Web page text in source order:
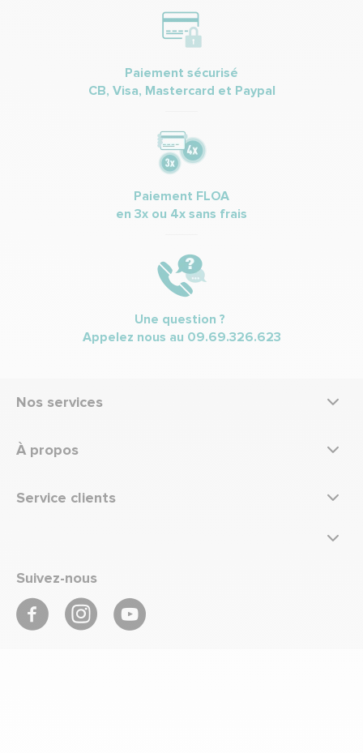
Paiement sécurisé
CB, Visa, Mastercard et Paypal
Paiement FLOA
en 3x ou 4x sans frais
Une question ?
Appelez nous au 09.69.326.623
Nos services
À propos
Service clients
Suivez-nous